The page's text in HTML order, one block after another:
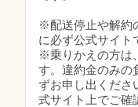
※配送停止や解約
に必ず公式サイト
※乗りかえの方は
す。違約金のみの
ずお申し出くださ
式サイト上でご確